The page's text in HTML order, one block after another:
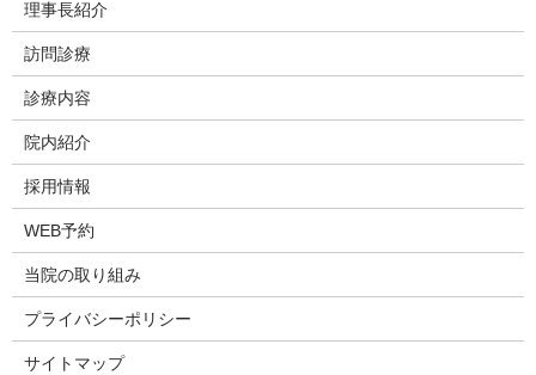
理事長紹介
訪問診療
診療内容
院内紹介
採用情報
WEB予約
当院の取り組み
プライバシーポリシー
サイトマップ